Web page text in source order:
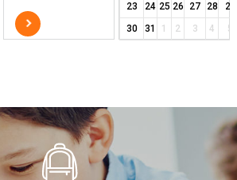
23
24 25 26 27 28
29
30
31 1 2 3 4 5